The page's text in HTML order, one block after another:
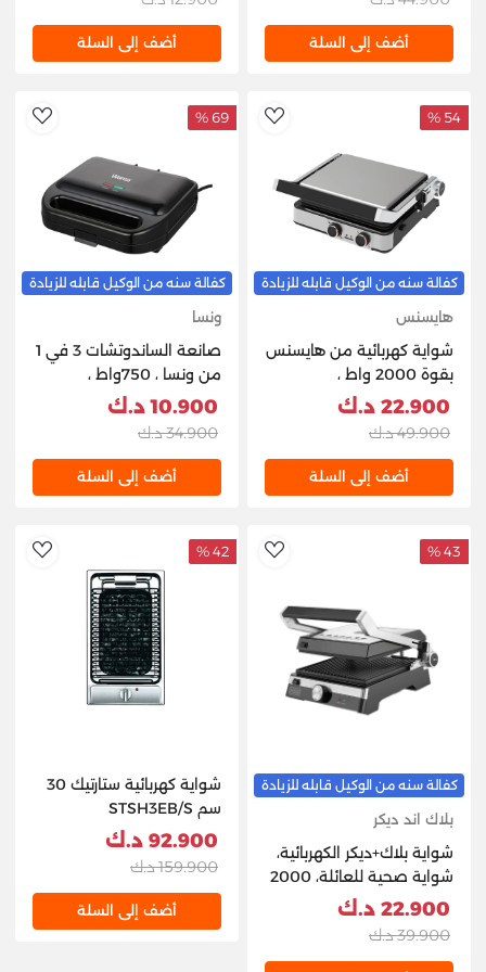
أضف إلى السلة أضف إلى السلة
AddToWishlist
54 %
كفالة سنه من الوكيل قابله للزيادة
هايسنس
شواية كهربائية من هايسنس
بقوة 2000 واط ،
H181CG01- فضي
22.900 د.ك
49.900 د.ك
أضف إلى السلة
69 %
كفالة سنه من الوكيل قابله للزيادة
ونسا
صانعة الساندوتشات 3 في 1
من ونسا ، 750واط ،
ST5005-GS - اسود
10.900 د.ك
34.900 د.ك
أضف إلى السلة
AddToWishlist
43 %
كفالة سنه من الوكيل قابله للزيادة
بلاك اند ديكر
شواية بلاك+ديكر الكهربائية،
شواية صحية للعائلة، 2000
واط، أسود/فضي –
CG2000-B5
22.900 د.ك
39.900 د.ك
42 %
شواية كهربائية ستارتيك 30
سم STSH3EB/S
92.900 د.ك
159.900 د.ك
أضف إلى السلة